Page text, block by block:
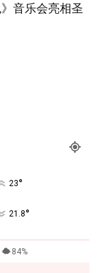
音乐会亮相圣
23°
21.8°
84%